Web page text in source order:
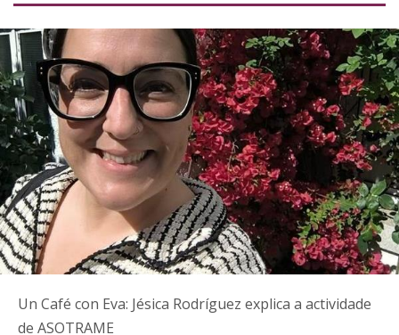
Un Café con Eva: Jésica Rodríguez explica a actividade
de ASOTRAME